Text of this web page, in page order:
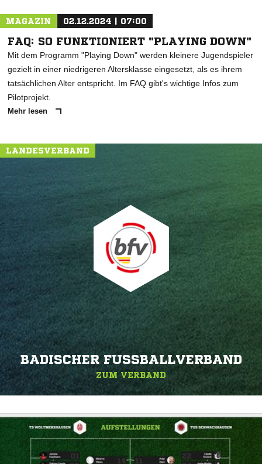
MAGAZIN 02.12.2024 | 07:00
FAQ: SO FUNKTIONIERT "PLAYING DOWN"
Mit dem Programm "Playing Down" werden kleinere Jugendspieler
gezielt in einer niedrigeren Altersklasse eingesetzt, als es ihrem
tatsächlichen Alter entspricht. Im FAQ gibt's wichtige Infos zum
Pilotprojekt.
Mehr lesen
LANDESVERBAND
BADISCHER FUSSBALLVERBAND
ZUM VERBAND